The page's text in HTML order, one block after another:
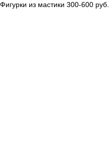
Фигурки из мастики 300-600